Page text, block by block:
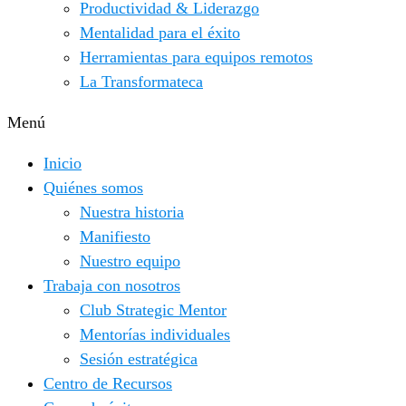
Productividad & Liderazgo
Mentalidad para el éxito
Herramientas para equipos remotos
La Transformateca
Menú
Inicio
Quiénes somos
Nuestra historia
Manifiesto
Nuestro equipo
Trabaja con nosotros
Club Strategic Mentor
Mentorías individuales
Sesión estratégica
Centro de Recursos